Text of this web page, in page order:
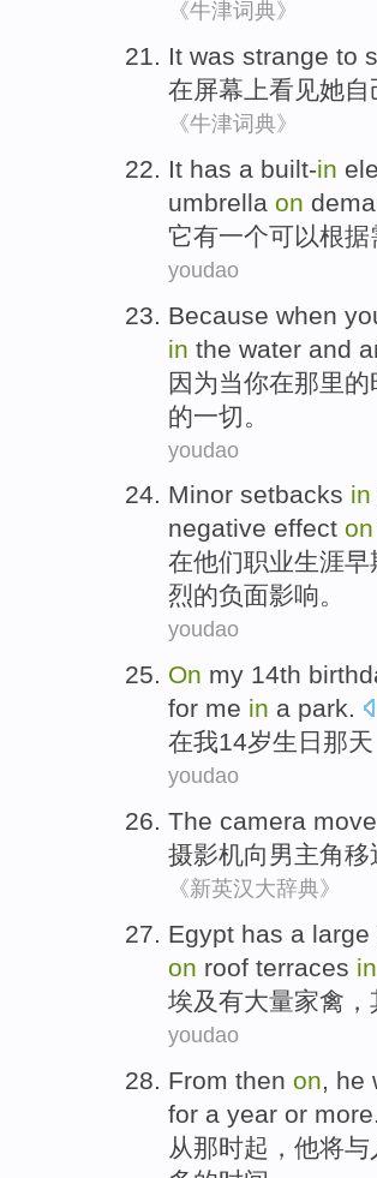
《牛津词典》
It was strange to
在屏幕 上看见她自
《牛津词典》
It has a built-in
umbrella on
它有一个可以根据
youdao
Because when
in the water and
因为当你在那里的
的一切。
youdao
Minor setbacks in
negative effect on
在他们职业生涯早
烈的负面影响。
youdao
On my 14th
for me in a park.
在我14岁生日那
youdao
The camera
摄影机向 男主角移
《新英汉大辞典》
Egypt has a large
on roof terraces in
埃及有大量家禽 ，
youdao
From then on he
for a year or more
从那时起， 他将与